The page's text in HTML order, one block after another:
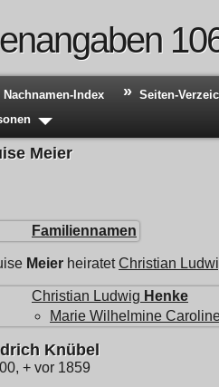
Nachnamen-Index Seiten-
Meier
Familiennamen
Meier heiratetChristian
Christian Ludwig Henke
Marie Wilhelmine
Knübel
+ vor 1859